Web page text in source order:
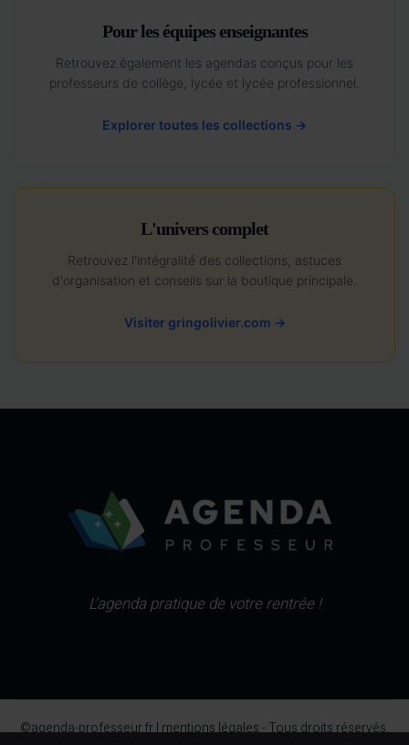
Pour les équipes enseignantes
Retrouvez également les agendas conçus pour les
professeurs de collège, lycée et lycée professionnel.
Explorer toutes les collections →
L'univers complet
Retrouvez l'intégralité des collections, astuces
d'organisation et conseils sur la boutique principale.
Visiter gringolivier.com →
L'agenda pratique de votre rentrée !
©agenda-professeur.fr |mentions légales- Tous droits réservés,